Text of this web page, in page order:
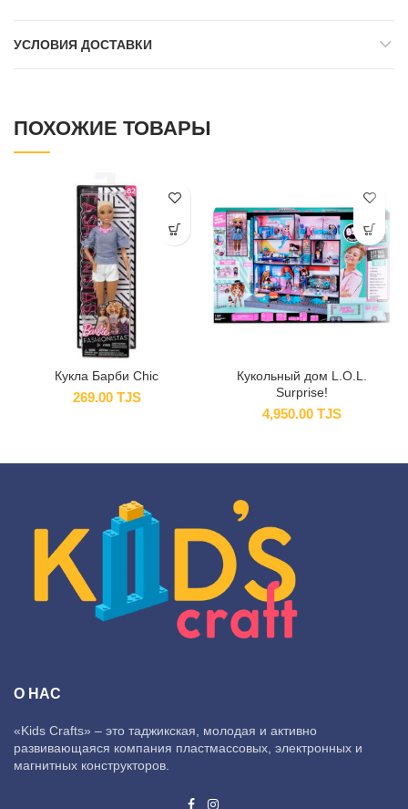
УСЛОВИЯ ДОСТАВКИ
ПОХОЖИЕ ТОВАРЫ
Кукла Барби Chic
269.00 TJS
Кукольный дом L.O.L.
Surprise!
4,950.00 TJS
О НАС
«Kids Crafts» – это таджикская, молодая и активно
развивающаяся компания пластмассовых, электронных и
магнитных конструкторов.